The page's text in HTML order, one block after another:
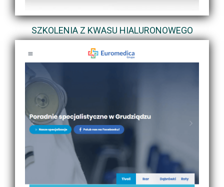
SZKOLENIA Z KWASU HIALURONOWEGO